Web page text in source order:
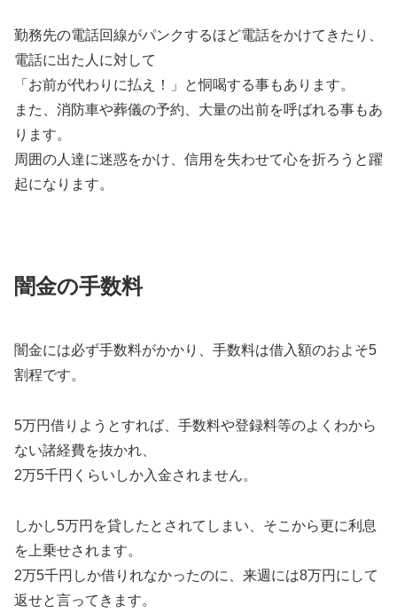
勤務先の電話回線がパンクするほど電話をかけてきたり、
電話に出た人に対して
「お前が代わりに払え！」と恫喝する事もあります。
また、消防車や葬儀の予約、大量の出前を呼ばれる事もあ
ります。
周囲の人達に迷惑をかけ、信用を失わせて心を折ろうと躍
起になります。
闇金の手数料
闇金には必ず手数料がかかり、手数料は借入額のおよそ5
割程です。
5万円借りようとすれば、手数料や登録料等のよくわから
ない諸経費を抜かれ、
2万5千円くらいしか入金されません。
しかし5万円を貸したとされてしまい、そこから更に利息
を上乗せされます。
2万5千円しか借りれなかったのに、来週には8万円にして
返せと言ってきます。